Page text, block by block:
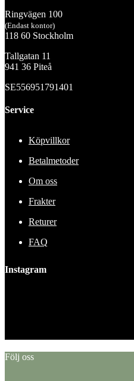
Ringvägen 100
(Endast kontor)
118 60 Stockholm
Tallgatan 11
941 36 Piteå
SE556951791401
Service
Köpvillkor
Betalmetoder
Om oss
Frakter
Returer
FAQ
Instagram
Följ oss